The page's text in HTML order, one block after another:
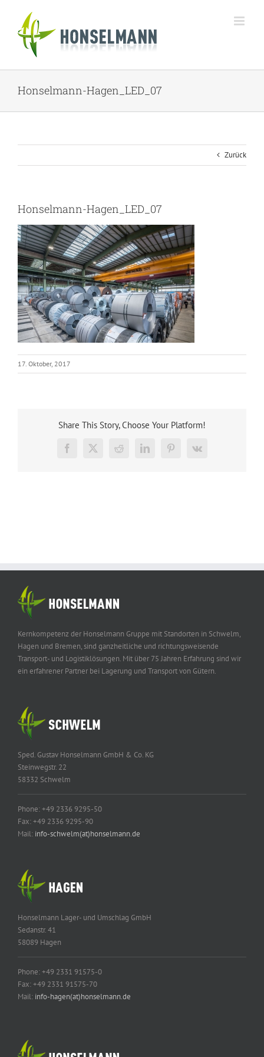
springen
Honselmann-Hagen_LED_07
Zurück
Honselmann-Hagen_LED_07
17. Oktober, 2017
Share This Story, Choose Your Platform!
Facebook
X RedditLinkedInPinterest
Vk
Kernkompetenz der Honselmann Gruppe mit Standorten in Schwelm,
Hagen und Bremen, sind ganzheitliche und richtungsweisende
Transport- und Logistiklösungen. Mit über 75 Jahren Erfahrung sind wir
ein erfahrener Partner bei Lagerung und Transport von Gütern.
Sped. Gustav Honselmann GmbH & Co. KG
Steinwegstr. 22
58332 Schwelm
Phone: +49 2336 9295-50
Fax: +49 2336 9295-90
Mail: info-schwelm(at)honselmann.de
Honselmann Lager- und Umschlag GmbH
Sedanstr. 41
58089 Hagen
Phone: +49 2331 91575-0
Fax: +49 2331 91575-70
Mail: info-hagen(at)honselmann.de